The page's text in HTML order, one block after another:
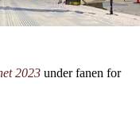
2023 under fanen for